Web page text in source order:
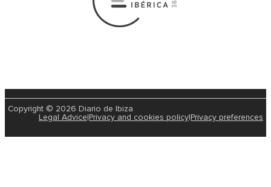
Copyright © 2026 Diario de Ibiza
Legal Advice|Privacy and cookies policy|Privacy preferences